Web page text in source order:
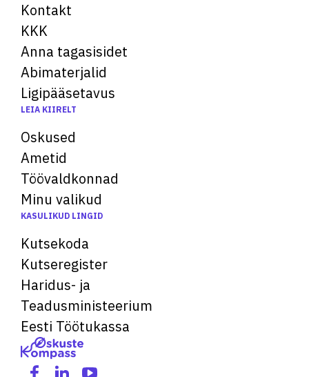
Kontakt
KKK
Anna tagasisidet
Abimaterjalid
Ligipääsetavus
LEIA KIIRELT
Oskused
Ametid
Töövaldkonnad
Minu valikud
KASULIKUD LINGID
Kutsekoda
Kutseregister
Haridus- ja
Teadusministeerium
Eesti Töötukassa